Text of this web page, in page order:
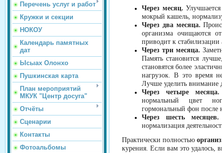
Перечень услуг и работ
Кружки и секции
НОКОУ
Календарь памятных
дат
Ысыах Олонхо
Пушкинская карта
План мероприятий
МКУК "Центр досуга"
Отчёты
Сценарии
Контакты
Фотоальбомы
Через месяц.
мокрый кашель,
Через два месяца.
организма очищаются
приводит к
Через три месяца.
Память становится
становятся более
нагрузок. В это время
Лучше уделить внимание
Через четыре месяца.
нормальный цвет
гормональный фон после
Через шесть месяцев.
нормализация
Практически полностью
курения. Если вам это удалось,